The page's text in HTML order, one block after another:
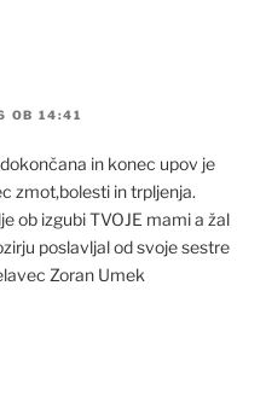
OB 14:41
in konec upov je
zmot,bolesti in trpljenja.
ob izgubi TVOJE mami a žal
poslavljal od svoje sestre
Zoran Umek